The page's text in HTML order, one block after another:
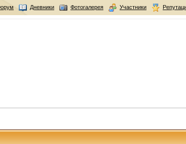
Дневники Фотогалерея Участники